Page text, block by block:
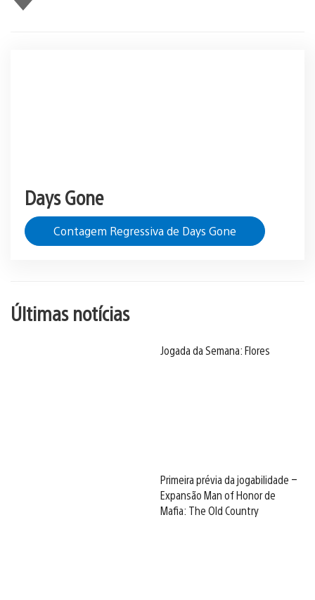
Days Gone
Contagem Regressiva de Days Gone
Últimas notícias
Jogada da Semana: Flores
Primeira prévia da jogabilidade –
Expansão Man of Honor de
Mafia: The Old Country